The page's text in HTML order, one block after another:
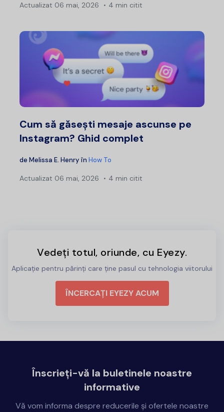
Actualizat 06 mai, 2026 4 min citit
Cum să găsești mesaje ascunse pe
Instagram? Ghid complet
de Melissa E. Henry în How To
Actualizat 06 mai, 2026 4 min citit
Vedeți totul, oriunde, cu Eyezy.
Aplicație pentru părinți care ține pasul cu tehnologia viitorului
ÎNCERCAȚI EYEZY ACUM
Înscrieți-vă la buletinele noastre
informative
Vă vom informa despre reducerile și ofertele noastre